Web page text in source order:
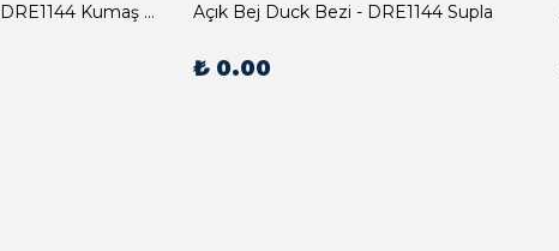
Açık Bej Duck Bezi - DRE1144 Kumaş Peçete Açık Bej Duck Bezi - DRE1144 Supla
₺ 0.00